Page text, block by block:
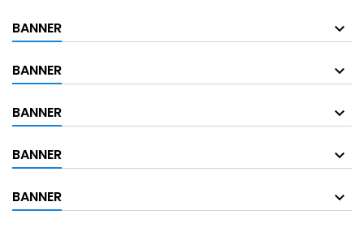
BANNER
BANNER
BANNER
BANNER
BANNER